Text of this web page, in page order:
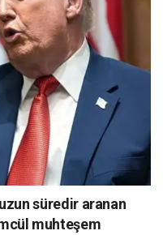
süredir aranan
muhteşem